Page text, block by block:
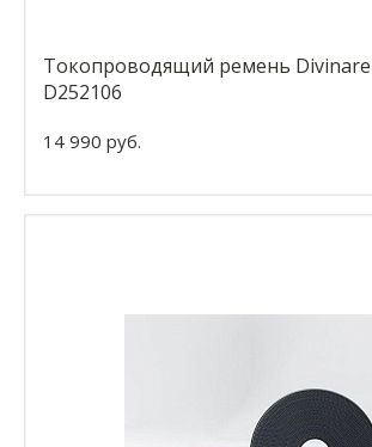
Токопроводящий ремень
D252106
14 990 руб.